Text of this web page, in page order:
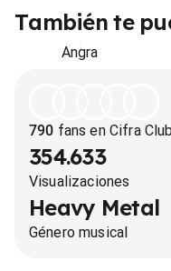
También te
Angra
790 fans en Cifra Club
354.633
Visualizaciones
Heavy Metal
Género musical